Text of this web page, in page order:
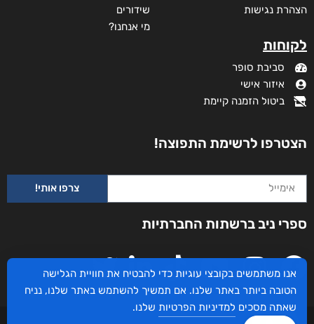
היסטוריה פרטית
₪35
₪35
דיגיטלי
₪35
הצהרת נגישות
לקוחות
סביבת סופר
איזור אישי
ביטול הזמנה קיימת
שידורים
מי אנחנו?
הצטרפו לרשימת התפוצה!
צרפו אותי!
ספרי ניב ברשתות החברתיות
אנו משתמשים בקובצי עוגיות כדי להבטיח את חוויית הגלישה
הטובה ביותר באתר שלנו. אם תמשיך להשתמש באתר שלנו, נניח
שאתה מסכים למדיניות הפרטיות שלנו.